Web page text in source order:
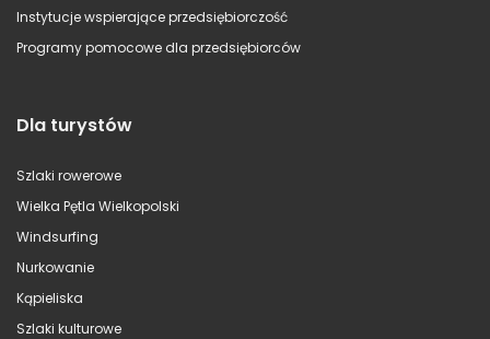
Instytucje wspierające przedsiębiorczość
Programy pomocowe dla przedsiębiorców
Dla turystów
Szlaki rowerowe
Wielka Pętla Wielkopolski
Windsurfing
Nurkowanie
Kąpieliska
Szlaki kulturowe